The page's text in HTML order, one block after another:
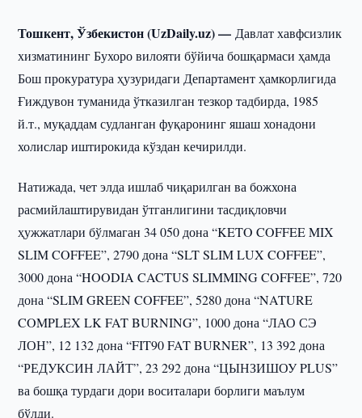
Тошкент, Ўзбекистон (UzDaily.uz) —Давлат хавфсизлик
хизматининг Бухоро вилояти бўйича бошқармаси ҳамда
Бош прокуратура ҳузуридаги Департамент ҳамкорлигида
Ғиждувон туманида ўтказилган тезкор тадбирда, 1985
й.т., муқаддам судланган фуқаронинг яшаш хонадони
холислар иштирокида кўздан кечирилди.
Натижада, чет элда ишлаб чиқарилган ва божхона
расмийлаштирувидан ўтганлигини тасдиқловчи
ҳужжатлари бўлмаган 34 050 дона “KETO COFFEE MIX
SLIM COFFEE”, 2790 дона “SLT SLIM LUX COFFEE”,
3000 дона “HOODIA CACTUS SLIMMING COFFEE”, 720
дона “SLIM GREEN COFFEE”, 5280 дона “NATURE
COMPLEX LK FAT BURNING”, 1000 дона “ЛАО СЭ
ЛОН”, 12 132 дона “FIT90 FAT BURNER”, 13 392 дона
“РЕДУКСИН ЛАЙТ”, 23 292 дона “ЦЫНЗИШОУ PLUS”
ва бошқа турдаги дори воситалари борлиги маълум
бўлди.